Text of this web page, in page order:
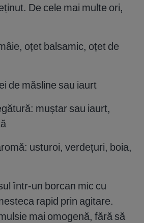
De cele mai multe ori,
oțet balsamic, oțet de
de măsline sau iaurt
muștar sau iaurt,
usturoi, verdețuri, boia,
într-un borcan mic cu
rapid prin agitare.
mai omogenă, fără să